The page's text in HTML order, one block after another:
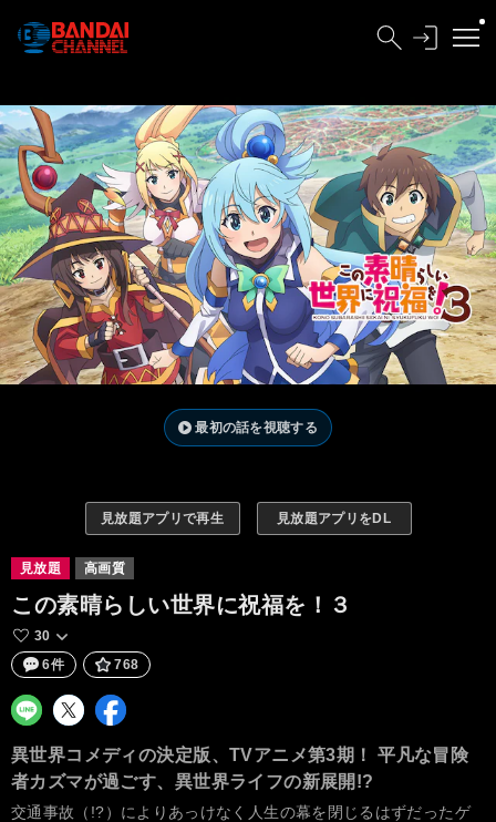
最初の話を視聴する
見放題アプリで再生 見放題アプリをDL
見放題 高画質
この素晴らしい世界に祝福を！３
30
6件
768
異世界コメディの決定版、TVアニメ第3期！ 平凡な冒険
者カズマが過ごす、異世界ライフの新展開!?
交通事故（!?）によりあっけなく人生の幕を閉じるはずだったゲ